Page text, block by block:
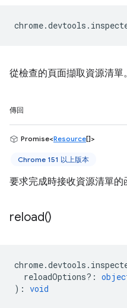
chrome.devtools .
從檢查的頁面擷取資源清單。
傳回
Promise<Resource[]>
Chrome 151 以上版本
要求完成時接收資源清單的
reload()
chrome.devtools .
reloadOptions? :
) : void